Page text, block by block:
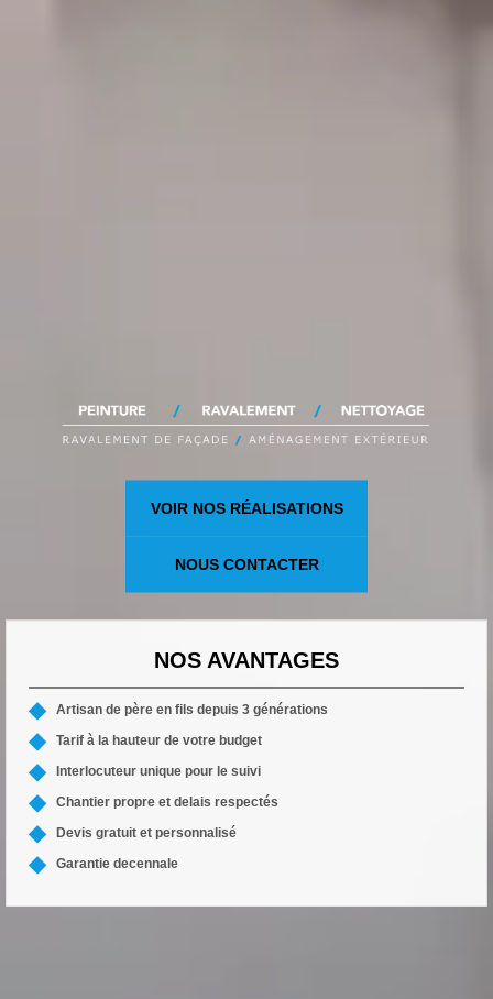
VOIR NOS RÉALISATIONS
NOUS CONTACTER
NOS AVANTAGES
Artisan de père en fils depuis 3 générations
Tarif à la hauteur de votre budget
Interlocuteur unique pour le suivi
Chantier propre et delais respectés
Devis gratuit et personnalisé
Garantie decennale